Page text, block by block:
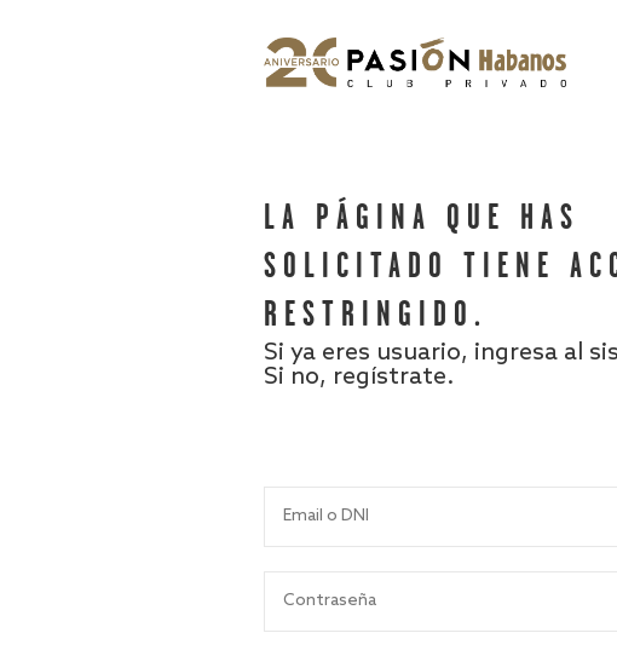
LA PÁGINA QUE HAS
SOLICITADO TIENE
RESTRINGIDO.
Si ya eres usuario, ingresa al
Si no, regístrate.